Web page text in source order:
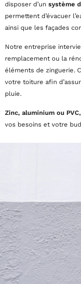
disposer d’un système
permettent d’évacuer
ainsi que les façades
Notre entreprise
remplacement ou la
éléments de zinguerie.
votre toiture afin
pluie.
Zinc, aluminium ou PVC,
vos besoins et votre